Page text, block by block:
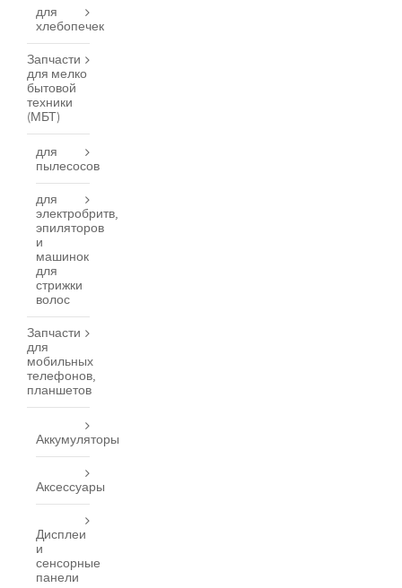
для
хлебопечек
Запчасти
для мелко
бытовой
техники
(МБТ)
для
пылесосов
для
электробритв,
эпиляторов
и
машинок
для
стрижки
волос
Запчасти
для
мобильных
телефонов,
планшетов
Аккумуляторы
Аксессуары
Дисплеи
и
сенсорные
панели